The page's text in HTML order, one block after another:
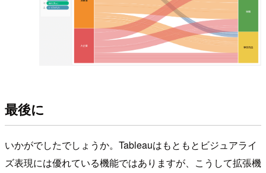
最後に
いかがでしたでしょうか。Tableauはもともとビジュアライ
ズ表現には優れている機能ではありますが、こうして拡張機